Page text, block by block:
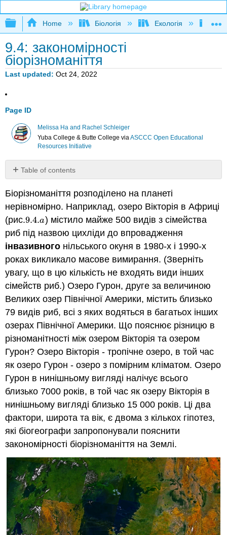
Expand/collapse global hierarchy
Home Біологія Екологія
9.4: закономірності
біорізноманіття
Last updated Oct 24, 2022
Page ID
Melissa Ha and Rachel Schleiger
Yuba College & Butte College viaASCCC Open Educational
Resources Initiative
Table of contents
мають
високе
біорізноманіття
Біорізноманіття
гарячих
точок
Біорізноманіття
гарячих
точок
в
Південній
Африці
Просторова
та
тимчасова
неоднорідність
сприяють
біорізноманіттю
Біорізноманіття розподілено на планеті
нерівномірно. Наприклад, озеро Вікторія в Африці
(рис.9.4.a
9.4.a) містило майже 500 видів з сімейства
риб під назвою цихліди до впровадження
інвазивного нільського окуня в 1980-х і 1990-х
роках викликало масове вимирання. (Зверніть
увагу, що в цю кількість не входять види інших
сімейств риб.) Озеро Гурон, друге за величиною
Великих озер Північної Америки, містить близько
79 видів риб, всі з яких водяться в багатьох інших
озерах Північної Америки. Що пояснює різницю в
різноманітності між озером Вікторія та озером
Гурон? Озеро Вікторія - тропічне озеро, в той час
як озеро Гурон - озеро з помірним кліматом. Озеро
Гурон в нинішньому вигляді налічує всього
близько 7000 років, в той час як озеру Вікторія в
нинішньому вигляді близько 15 000 років. Ці два
фактори, широта та вік, є двома з кількох гіпотез,
які біогеографи запропонували пояснити
закономірності біорізноманіття на Землі.